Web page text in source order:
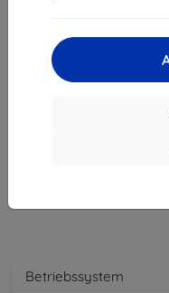
HOFI GLASS PRO+
Betriebssystem